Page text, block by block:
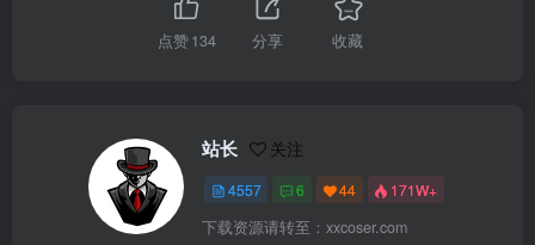
点赞134 分享 收藏
站长 关注
4557 6 44 171W+
下载资源请转至：xxcoser.com